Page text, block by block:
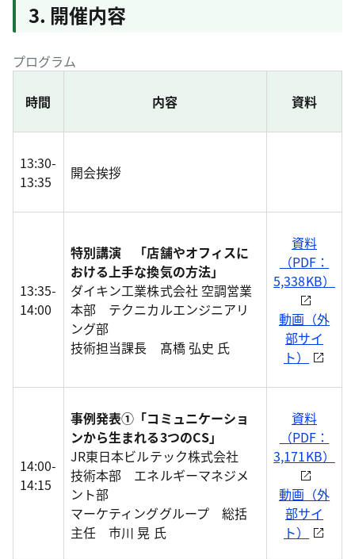
3. 開催内容
プログラム
時間 内容 資料
13:30-
13:35
開会挨拶
13:35-
14:00
特別講演 「店舗やオフィスに
おける上手な換気の方法」
ダイキン工業株式会社 空調営業
本部 テクニカルエンジニアリ
ング部
技術担当課長 髙橋 弘史 氏
資料
（PDF：
5,338KB）
動画（外
部サイ
ト）
14:00-
14:15
事例発表①「コミュニケーショ
ンから生まれる3つのCS」
JR東日本ビルテック株式会社
技術本部 エネルギーマネジメ
ント部
マーケティンググループ 総括
主任 市川 晃 氏
資料
（PDF：
3,171KB）
動画（外
部サイ
ト）